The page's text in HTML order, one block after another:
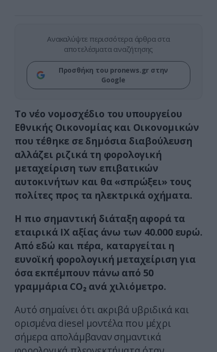
Ανακαλύψτε περισσότερα άρθρα στα
αποτελέσματα αναζήτησης
Προσθήκη του pronews.gr στην
Google
Το νέο νομοσχέδιο του υπουργείου
Εθνικής Οικονομίας και Οικονομικών
που τέθηκε σε δημόσια διαβούλευση
αλλάζει ριζικά τη φορολογική
μεταχείριση των επιβατικών
αυτοκινήτων και θα «σπρώξει» τους
πολίτες προς τα ηλεκτρικά οχήματα.
Η πιο σημαντική διάταξη αφορά τα
εταιρικά ΙΧ αξίας άνω των 40.000 ευρώ.
Από εδώ και πέρα, καταργείται η
ευνοϊκή φορολογική μεταχείριση για
όσα εκπέμπουν πάνω από 50
γραμμάρια CO₂ ανά χιλιόμετρο.
Αυτό σημαίνει ότι ακριβά υβριδικά και
ορισμένα diesel μοντέλα που μέχρι
σήμερα απολάμβαναν σημαντικά